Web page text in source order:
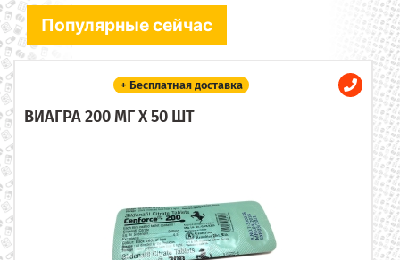
Популярные сейчас
+ Бесплатная доставка
ВИАГРА 200 МГ X 50 ШТ